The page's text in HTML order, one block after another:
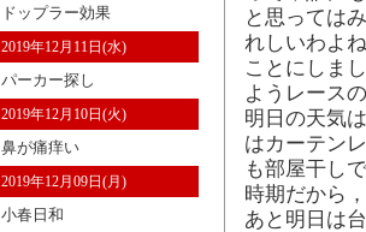
ドップラー効果
2019年12月11日(水)
パーカー探し
2019年12月10日(火)
鼻が痛痒い
2019年12月09日(月)
小春日和
と思っては
れしいわよ
ことにしま
ようレース
明日の天気
はカーテン
も部屋干し
時期だから
あと明日は